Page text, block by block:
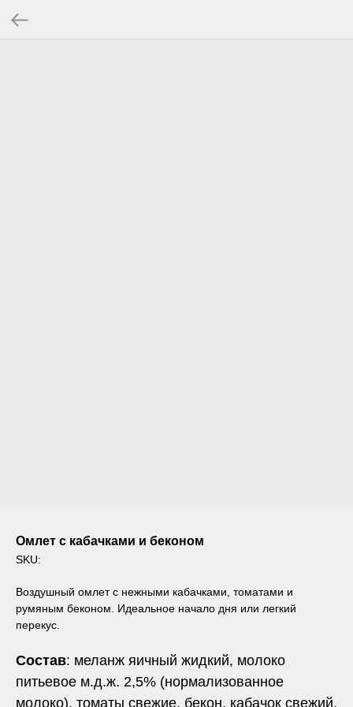
Омлет с кабачками и беконом
SKU:
Воздушный омлет с нежными кабачками, томатами и
румяным беконом. Идеальное начало дня или легкий
перекус.
Состав: меланж яичный жидкий, молоко
питьевое м.д.ж. 2,5% (нормализованное
молоко), томаты свежие, бекон, кабачок свежий,